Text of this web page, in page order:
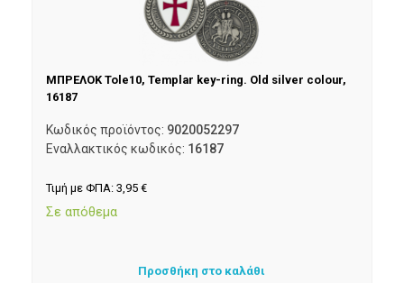
ΜΠΡΕΛΟΚ Tole10, Templar key-ring. Old silver colour,
16187
Κωδικός προϊόντος: 9020052297
Εναλλακτικός κωδικός: 16187
Τιμή με ΦΠΑ: 3,95 €
Σε απόθεμα
Προσθήκη στο καλάθι